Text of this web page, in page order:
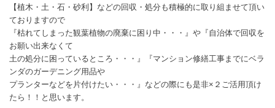
【植木・土・石・砂利】などの回収・処分も積極的に取り組ませて頂い
ておりますので
『枯れてしまった観葉植物の廃棄に困り中・・・』や『自治体で回収を
お願い出来なくて
土の処分に困っているところ・・・』『マンション修繕工事までにベラ
ンダのガーデニング用品や
プランターなどを片付けたい・・・』などの際にも是非×２ご活用頂け
たら！！と思います。